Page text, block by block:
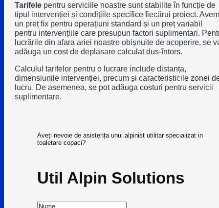
Tarifelepentru serviciile noastre sunt stabilite în funcție de
tipul intervenției și condițiile specifice fiecărui proiect. Avem
un preț fix pentru operațiuni standard și un preț variabil
pentru intervențiile care presupun factori suplimentari.
lucrările din afara ariei noastre obișnuite de acoperire, se
adăuga un cost de deplasare calculat dus-întors.
Calculul tarifelor pentru o lucrare include distanța,
dimensiunile intervenției, precum și caracteristicile zonei
lucru. De asemenea, se pot adăuga costuri pentru servicii
suplimentare.
Aveți nevoie de asistența unui alpinist utilitar specializat in
toaletare copaci?
Util Alpin Solutions